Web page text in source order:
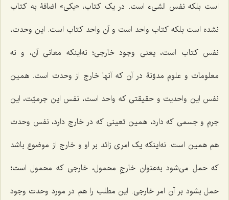
است بلکه نفس الشى‌ء است. در یک کتاب، «یکى» اضافۀ به کتاب
نشده است بلکه کتاب واحد است و آن واحد کتاب است. این وحدت،
نفس کتاب است، یعنی وجود خارجى؛ نه‌اینکه معانى آن‌، و نه
معلومات و علوم مدوّنۀ در آن که آنها خارج از وحدت است. همین
نفس این واحدیت و حقیقتى که واحد است، نفس این جرمیّت، این
جرم و جسمى که دارد، همین تعینى که در خارج دارد، نفس وحدت
هم همین است. نه‌اینکه یک امرى زائد بر او و خارج از موضوع باشد
که حمل مى‌شود به‌عنوان خارجِ محمول، خارجى که محمول است؛
حمل بشود بر آن امر خارجى. این مطلب را هم در مورد وحدت وجود